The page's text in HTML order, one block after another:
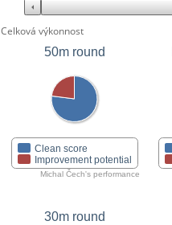
Celková výkonnost
50m round
Clean score
Improvement potential
Michal Čech's performance
30m round